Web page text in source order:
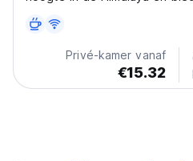
bergresort om te genieten
natuur in een rustige sfeer
Privé-kamer vanaf
€15.32